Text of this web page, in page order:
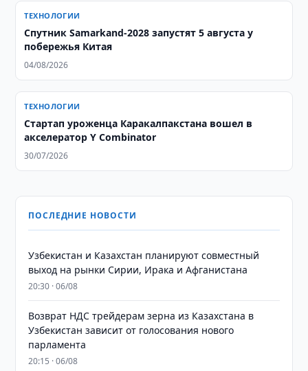
ТЕХНОЛОГИИ
Спутник Samarkand-2028 запустят 5 августа у
побережья Китая
04/08/2026
ТЕХНОЛОГИИ
Стартап уроженца Каракалпакстана вошел в
акселератор Y Combinator
30/07/2026
ПОСЛЕДНИЕ НОВОСТИ
Узбекистан и Казахстан планируют совместный
выход на рынки Сирии, Ирака и Афганистана
20:30 · 06/08
Возврат НДС трейдерам зерна из Казахстана в
Узбекистан зависит от голосования нового
парламента
20:15 · 06/08